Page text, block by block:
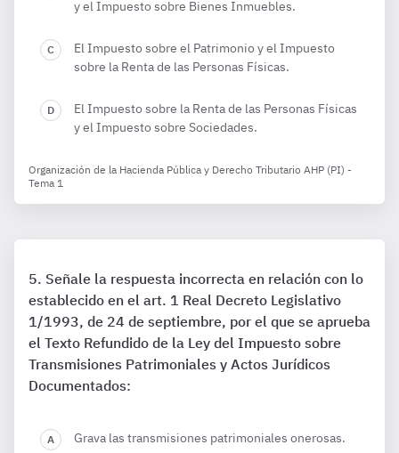
y el Impuesto sobre Bienes Inmuebles.
El Impuesto sobre el Patrimonio y el Impuesto
sobre la Renta de las Personas Físicas.
El Impuesto sobre la Renta de las Personas Físicas
y el Impuesto sobre Sociedades.
Organización de la Hacienda Pública y Derecho Tributario AHP (PI) -
Tema 1
Señale la respuesta incorrecta en relación con lo
establecido en el art. 1 Real Decreto Legislativo
1/1993, de 24 de septiembre, por el que se aprueba
el Texto Refundido de la Ley del Impuesto sobre
Transmisiones Patrimoniales y Actos Jurídicos
Documentados:
Grava las transmisiones patrimoniales onerosas.